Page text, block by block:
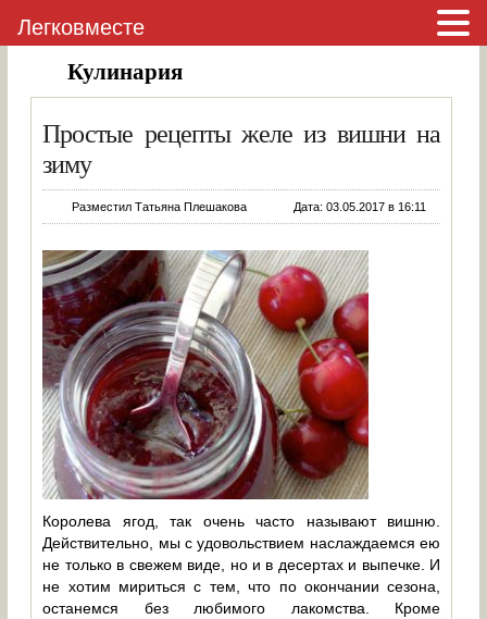
Кулинария
Простые рецепты желе из вишни на
зиму
Разместил Татьяна Плешакова Дата: 03.05.2017 в 16:11
Королева ягод, так очень часто называют вишню.
Действительно, мы с удовольствием наслаждаемся ею
не только в свежем виде, но и в десертах и выпечке. И
не хотим мириться с тем, что по окончании сезона,
останемся без любимого лакомства. Кроме
Легковместе